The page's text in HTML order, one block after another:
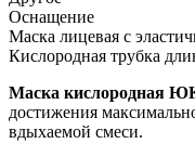
Оснащение
Маска лицевая с
Кислородная трубка
Маска кислородная
достижения
вдыхаемой смеси.